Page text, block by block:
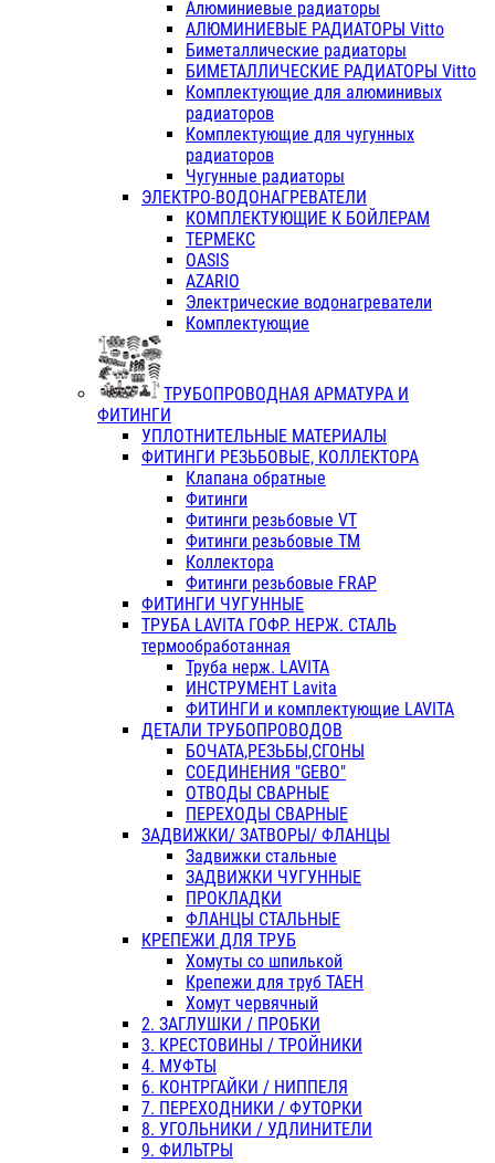
Алюминиевые радиаторы
АЛЮМИНИЕВЫЕ РАДИАТОРЫ Vitto
Биметаллические радиаторы
БИМЕТАЛЛИЧЕСКИЕ РАДИАТОРЫ Vitto
Комплектующие для алюминивых
радиаторов
Комплектующие для чугунных
радиаторов
Чугунные радиаторы
ЭЛЕКТРО-ВОДОНАГРЕВАТЕЛИ
КОМПЛЕКТУЮЩИЕ К БОЙЛЕРАМ
ТЕРМЕКС
OASIS
AZARIO
Электрические водонагреватели
Комплектующие
ТРУБОПРОВОДНАЯ АРМАТУРА И
ФИТИНГИ
УПЛОТНИТЕЛЬНЫЕ МАТЕРИАЛЫ
ФИТИНГИ РЕЗЬБОВЫЕ, КОЛЛЕКТОРА
Клапана обратные
Фитинги
Фитинги резьбовые VT
Фитинги резьбовые ТМ
Коллектора
Фитинги резьбовые FRAP
ФИТИНГИ ЧУГУННЫЕ
ТРУБА LAVITA ГОФР. НЕРЖ. СТАЛЬ
термообработанная
Труба нерж. LAVITA
ИНСТРУМЕНТ Lavita
ФИТИНГИ и комплектующие LAVITA
ДЕТАЛИ ТРУБОПРОВОДОВ
БОЧАТА,РЕЗЬБЫ,СГОНЫ
СОЕДИНЕНИЯ "GEBO"
ОТВОДЫ СВАРНЫЕ
ПЕРЕХОДЫ СВАРНЫЕ
ЗАДВИЖКИ/ ЗАТВОРЫ/ ФЛАНЦЫ
Задвижки стальные
ЗАДВИЖКИ ЧУГУННЫЕ
ПРОКЛАДКИ
ФЛАНЦЫ СТАЛЬНЫЕ
КРЕПЕЖИ ДЛЯ ТРУБ
Хомуты со шпилькой
Крепежи для труб ТАЕН
Хомут червячный
2. ЗАГЛУШКИ / ПРОБКИ
3. КРЕСТОВИНЫ / ТРОЙНИКИ
4. МУФТЫ
6. КОНТРГАЙКИ / НИППЕЛЯ
7. ПЕРЕХОДНИКИ / ФУТОРКИ
8. УГОЛЬНИКИ / УДЛИНИТЕЛИ
9. ФИЛЬТРЫ